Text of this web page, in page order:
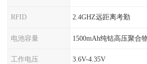
RFID 2.4GHZ远距离考勤
电池容量 1500mAh纯钴高压聚合
工作电压 3.6V-4.35V